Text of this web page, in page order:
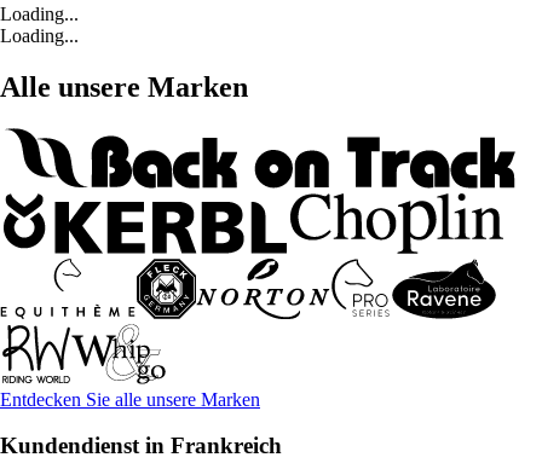
Loading...
Loading...
Alle unsere Marken
Entdecken Sie alle unsere Marken
Kundendienst in Frankreich